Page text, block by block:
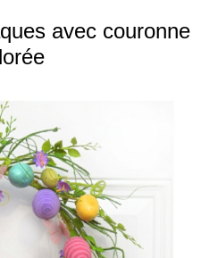
avec couronne